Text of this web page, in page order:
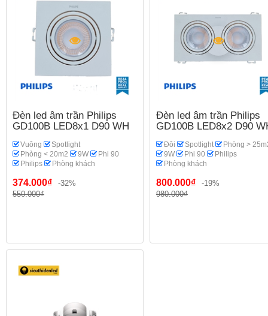
Đèn led âm trần Philips
GD100B LED8x1 D90 WH
Vuông
Spotlight
Phòng < 20m2
9W
Phi 90
Philips
Phòng khách
374.000₫
-32%
550.000₫
Đèn led âm trần Philips
GD100B LED8x2 D90
Đôi Spotlight
Phòng >
9W
Phi 90
Philips
Phòng khách
800.000₫
-19%
980.000₫